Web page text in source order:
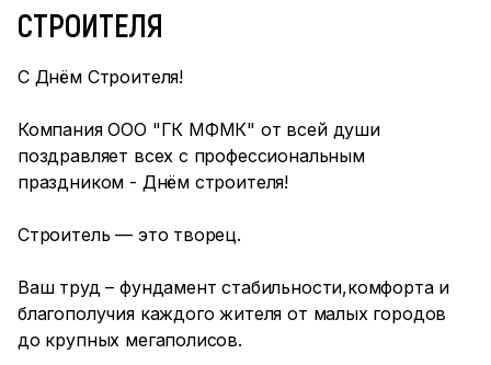
СТРОИТЕЛЯ
С Днём Строителя!
Компания ООО "ГК МФМК" от всей души
поздравляет всех с профессиональным
праздником - Днём строителя!
Строитель — это творец.
Ваш труд – фундамент стабильности,комфорта и
благополучия каждого жителя от малых городов
до крупных мегаполисов.